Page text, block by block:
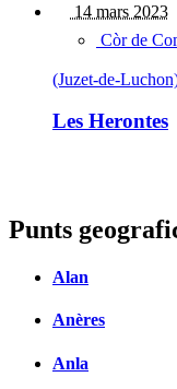
14 mars 2023
Còr de
(Juzet-de-
Les Herontes
Punts
Alan
Anères
Anla